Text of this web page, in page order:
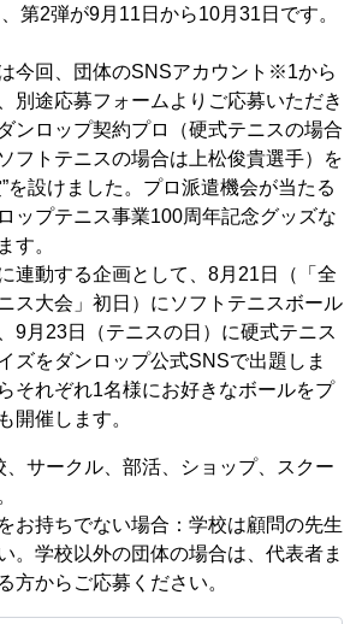
第2弾が9月11日から10月31日です。
今回、団体のSNSアカウント※1から
別途応募フォームよりご応募いただき
ンロップ契約プロ（硬式テニスの場合
フトテニスの場合は上松俊貴選手）を
を設けました。プロ派遣機会が当たる
ップテニス事業100周年記念グッズな
す。
連動する企画として、8月21日（「全
ス大会」初日）にソフトテニスボール
9月23日（テニスの日）に硬式テニス
ズをダンロップ公式SNSで出題しま
それぞれ1名様にお好きなボールをプ
開催します。
サークル、部活、ショップ、スクー
お持ちでない場合：学校は顧問の先生
。学校以外の団体の場合は、代表者ま
方からご応募ください。